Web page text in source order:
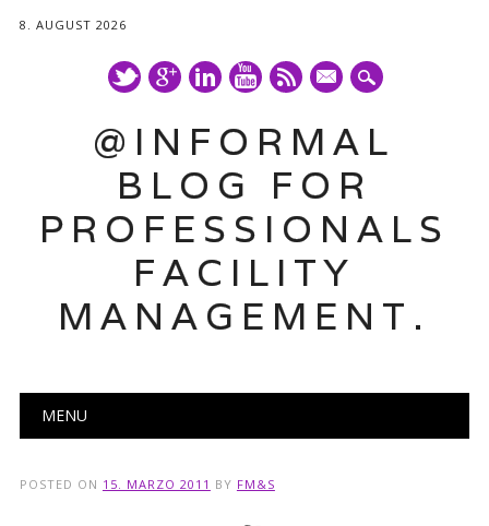
8. AUGUST 2026
mail
@INFORMAL
BLOG FOR
PROFESSIONALS
FACILITY
MANAGEMENT.
Main menu
MENU
POSTED ON 15. MARZO 2011 BY FM&S